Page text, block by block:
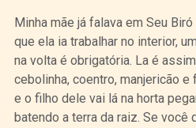
Minha mãe já falava em Seu
que ela ia trabalhar no interior,
na volta é obrigatória. La é
cebolinha, coentro, manjericão
e o filho dele vai lá na horta
batendo a terra da raiz. Se você